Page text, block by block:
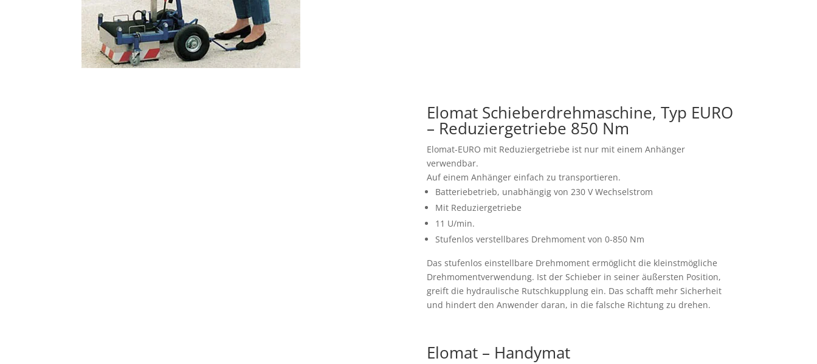
Elomat Schieberdrehmaschine, Typ EURO
– Reduziergetriebe 850 Nm
Elomat-EURO mit Reduziergetriebe ist nur mit einem Anhänger
verwendbar.
Auf einem Anhänger einfach zu transportieren.
Batteriebetrieb, unabhängig von 230 V Wechselstrom
Mit Reduziergetriebe
11 U/min.
Stufenlos verstellbares Drehmoment von 0-850 Nm
Das stufenlos einstellbare Drehmoment ermöglicht die kleinstmögliche
Drehmomentverwendung. Ist der Schieber in seiner äußersten Position,
greift die hydraulische Rutschkupplung ein. Das schafft mehr Sicherheit
und hindert den Anwender daran, in die falsche Richtung zu drehen.
Elomat – Handymat